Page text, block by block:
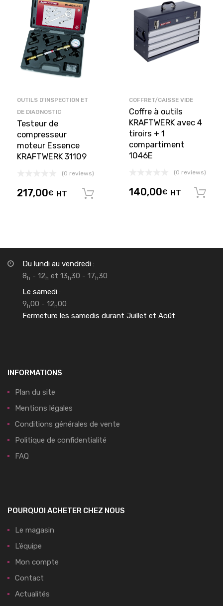
OUTILS D'INSPECTION ET
DE DIAGNOSTIC
Testeur de
compresseur
moteur Essence
KRAFTWERK 31109
(0 reviews)
217,00€ HT Ajouter au panier
COFFRET/CAISSE VIDE
Coffre à outils
KRAFTWERK avec 4
tiroirs + 1
compartiment
1046E
(0 reviews)
140,00€ HT
Du lundi au vendredi :
8h - 12h et 13h30 - 17h30
Le samedi :
9h00 - 12h00
Fermeture les samedis durant Juillet et Août
INFORMATIONS
Plan du site
Mentions légales
Conditions générales de vente
Politique de confidentialité
FAQ
POURQUOI ACHETER CHEZ NOUS
Le magasin
L’équipe
Mon compte
Contact
Actualités